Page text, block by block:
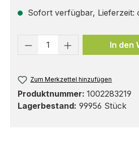
Sofort verfügbar, Lieferzeit:
Produkt Anzahl: Gib
In den
Zum Merkzettel hinzufügen
Produktnummer: 1002283219
Lagerbestand: 99956 Stück